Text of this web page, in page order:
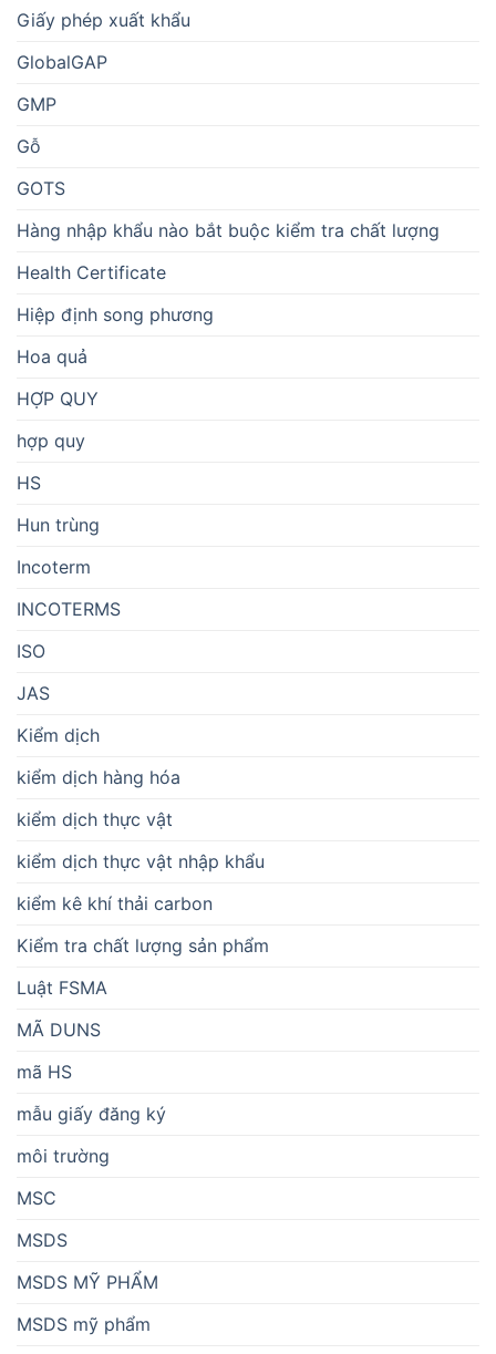
Giấy phép xuất khẩu
GlobalGAP
GMP
Gỗ
GOTS
Hàng nhập khẩu nào bắt buộc kiểm tra chất lượng
Health Certificate
Hiệp định song phương
Hoa quả
HỢP QUY
hợp quy
HS
Hun trùng
Incoterm
INCOTERMS
ISO
JAS
Kiểm dịch
kiểm dịch hàng hóa
kiểm dịch thực vật
kiểm dịch thực vật nhập khẩu
kiểm kê khí thải carbon
Kiểm tra chất lượng sản phẩm
Luật FSMA
MÃ DUNS
mã HS
mẫu giấy đăng ký
môi trường
MSC
MSDS
MSDS MỸ PHẨM
MSDS mỹ phẩm